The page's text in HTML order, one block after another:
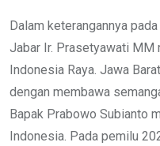
Dalam keterangannya
Jabar Ir. Prasetyawati MM
Indonesia Raya. Jawa
dengan membawa
Bapak Prabowo Subianto
Indonesia. Pada pemilu